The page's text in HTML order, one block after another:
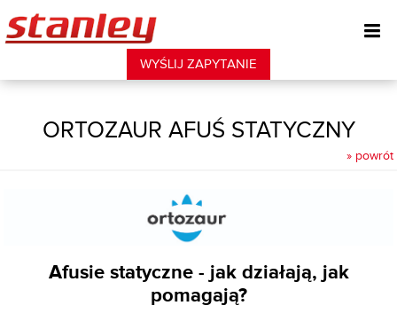
WYŚLIJ ZAPYTANIE
ORTOZAUR AFUŚ STATYCZNY
» powrót
Afusie statyczne - jak działają, jak
pomagają?